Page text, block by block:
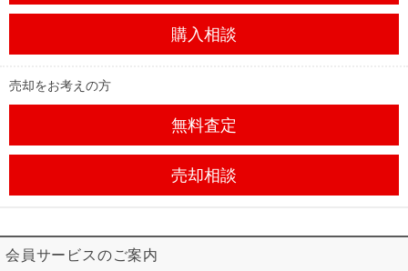
購入相談
売却をお考えの方
無料査定
売却相談
会員サービスのご案内